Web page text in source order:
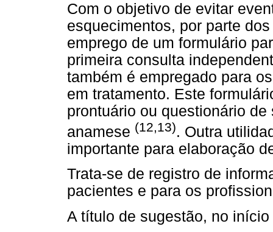
Com o objetivo de evitar
esquecimentos, por parte
emprego de um formulário
primeira consulta
também é empregado para
em tratamento. Este
prontuário ou questionário
anamese (12,13). Outra
importante para elaboração
Trata-se de registro de
pacientes e para os
A título de sugestão, no